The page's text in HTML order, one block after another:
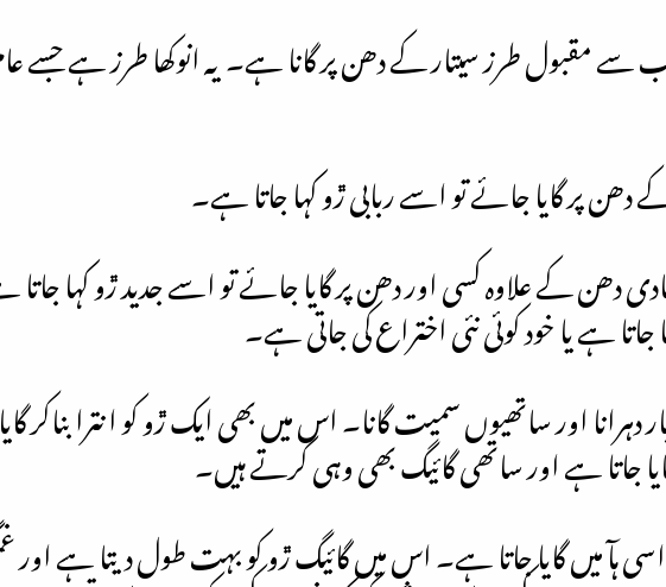
مقبول طرز سیتار کے دھن پر گانا ہے۔ یہ انوکھا طرز ہے جسے
پر گایا جائے تو اسے ربابی ڙو کہا جاتا ہے۔
دھن کے علاوہ کسی اور دھن پر گایا جائے تو اسے جدید ڙو کہا
ہے یا خود کوئی نئی اختراع کی جاتی ہے۔
دہرانا اور ساتھیوں سمیت گانا۔ اس میں بھی ایک ڙو کو انترا بناکر
جاتا ہے اور ساتھی گائیگ بھی وہی کرتے ہیں۔
ہآ میں گایا جاتا ہے۔ اس میں گائیگ ڙو کو بہت طول دیتا ہے اور